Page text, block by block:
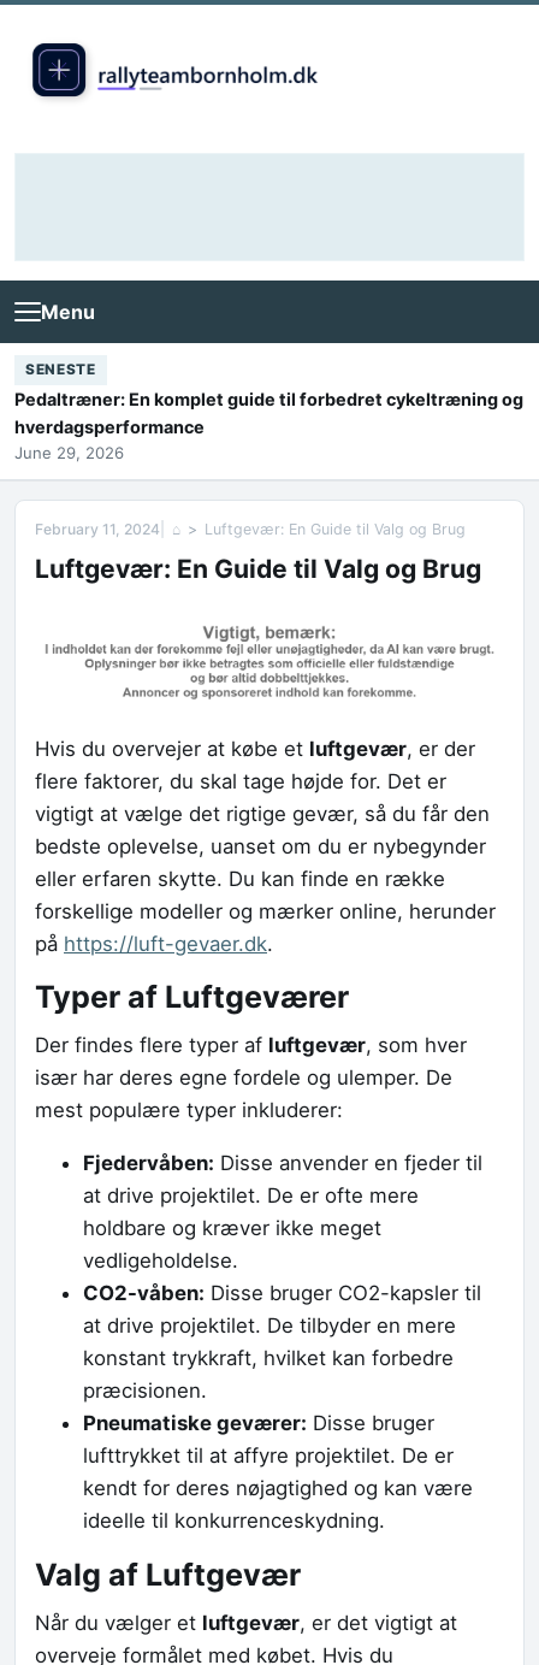
Menu
SENESTE
Pedaltræner: En komplet guide til forbedret cykeltræning og
hverdagsperformance
June 29, 2026
February 11, 2024 ⌂ Luftgevær: En Guide til Valg og Brug
Luftgevær: En Guide til Valg og Brug
Hvis du overvejer at købe et luftgevær, er der
flere faktorer, du skal tage højde for. Det er
vigtigt at vælge det rigtige gevær, så du får den
bedste oplevelse, uanset om du er nybegynder
eller erfaren skytte. Du kan finde en række
forskellige modeller og mærker online, herunder
på https://luft-gevaer.dk.
Typer af Luftgeværer
Der findes flere typer af luftgevær, som hver
især har deres egne fordele og ulemper. De
mest populære typer inkluderer:
Fjedervåben: Disse anvender en fjeder til
at drive projektilet. De er ofte mere
holdbare og kræver ikke meget
vedligeholdelse.
CO2-våben: Disse bruger CO2-kapsler til
at drive projektilet. De tilbyder en mere
konstant trykkraft, hvilket kan forbedre
præcisionen.
Pneumatiske geværer: Disse bruger
lufttrykket til at affyre projektilet. De er
kendt for deres nøjagtighed og kan være
ideelle til konkurrenceskydning.
Valg af Luftgevær
Når du vælger et luftgevær, er det vigtigt at
overveje formålet med købet. Hvis du